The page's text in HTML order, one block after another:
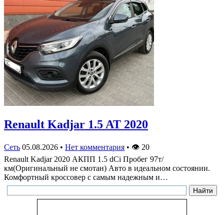
Renault Kadjar 1.5 AT 2020
Сеть 05.08.2026 • Нет комментария • 👁 20
Renault Kadjar 2020 АКПП 1.5 dCi Пробег 97т/
км(Оригинальный не смотан) Авто в идеальном состоянии.
Комфортный кроссовер с самым надежным и…